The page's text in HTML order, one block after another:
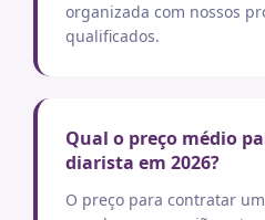
organizada com nossos
qualificados.
Qual o preço médio
diarista em 2026?
O preço para contratar